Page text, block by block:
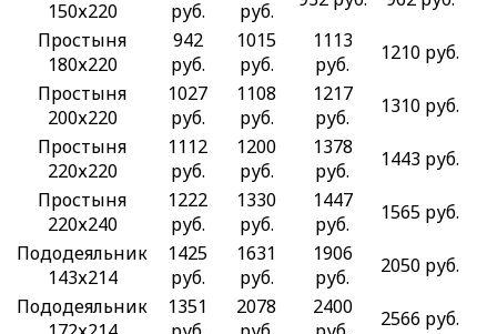
150х220
руб.
руб.
Простыня
180х220
942
руб.
1015
руб.
1113
руб.
1210 руб.
Простыня
200х220
1027
руб.
1108
руб.
1217
руб.
1310 руб.
Простыня
220х220
1112
руб.
1200
руб.
1378
руб.
1443 руб.
Простыня
220х240
1222
руб.
1330
руб.
1447
руб.
1565 руб.
Пододеяльник
143х214
1425
руб.
1631
руб.
1906
руб.
2050 руб.
Пододеяльник
1351
2078
2400
2566 руб.